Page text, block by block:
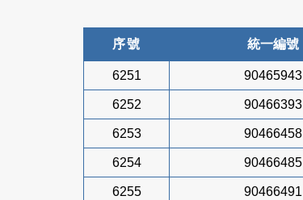
序號 統一編號
6251 90465943
6252 90466393
6253 90466458
6254 90466485
6255 90466491